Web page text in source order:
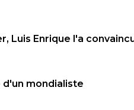
Luis Enrique l'a
mondialiste